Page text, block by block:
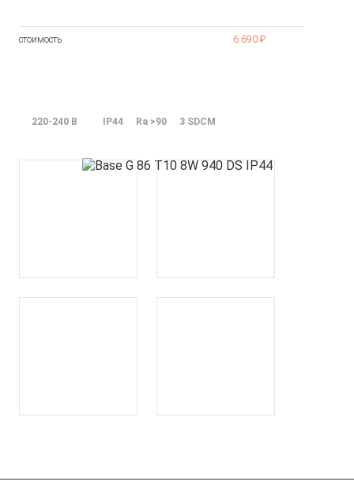
стоимость 6 690 ₽
220-240 В IP44 Ra >90 3 SDCM